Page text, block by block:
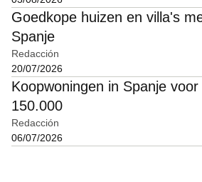
Goedkope huizen en villa's
Spanje
Redacción
20/07/2026
Koopwoningen in Spanje
150.000
Redacción
06/07/2026